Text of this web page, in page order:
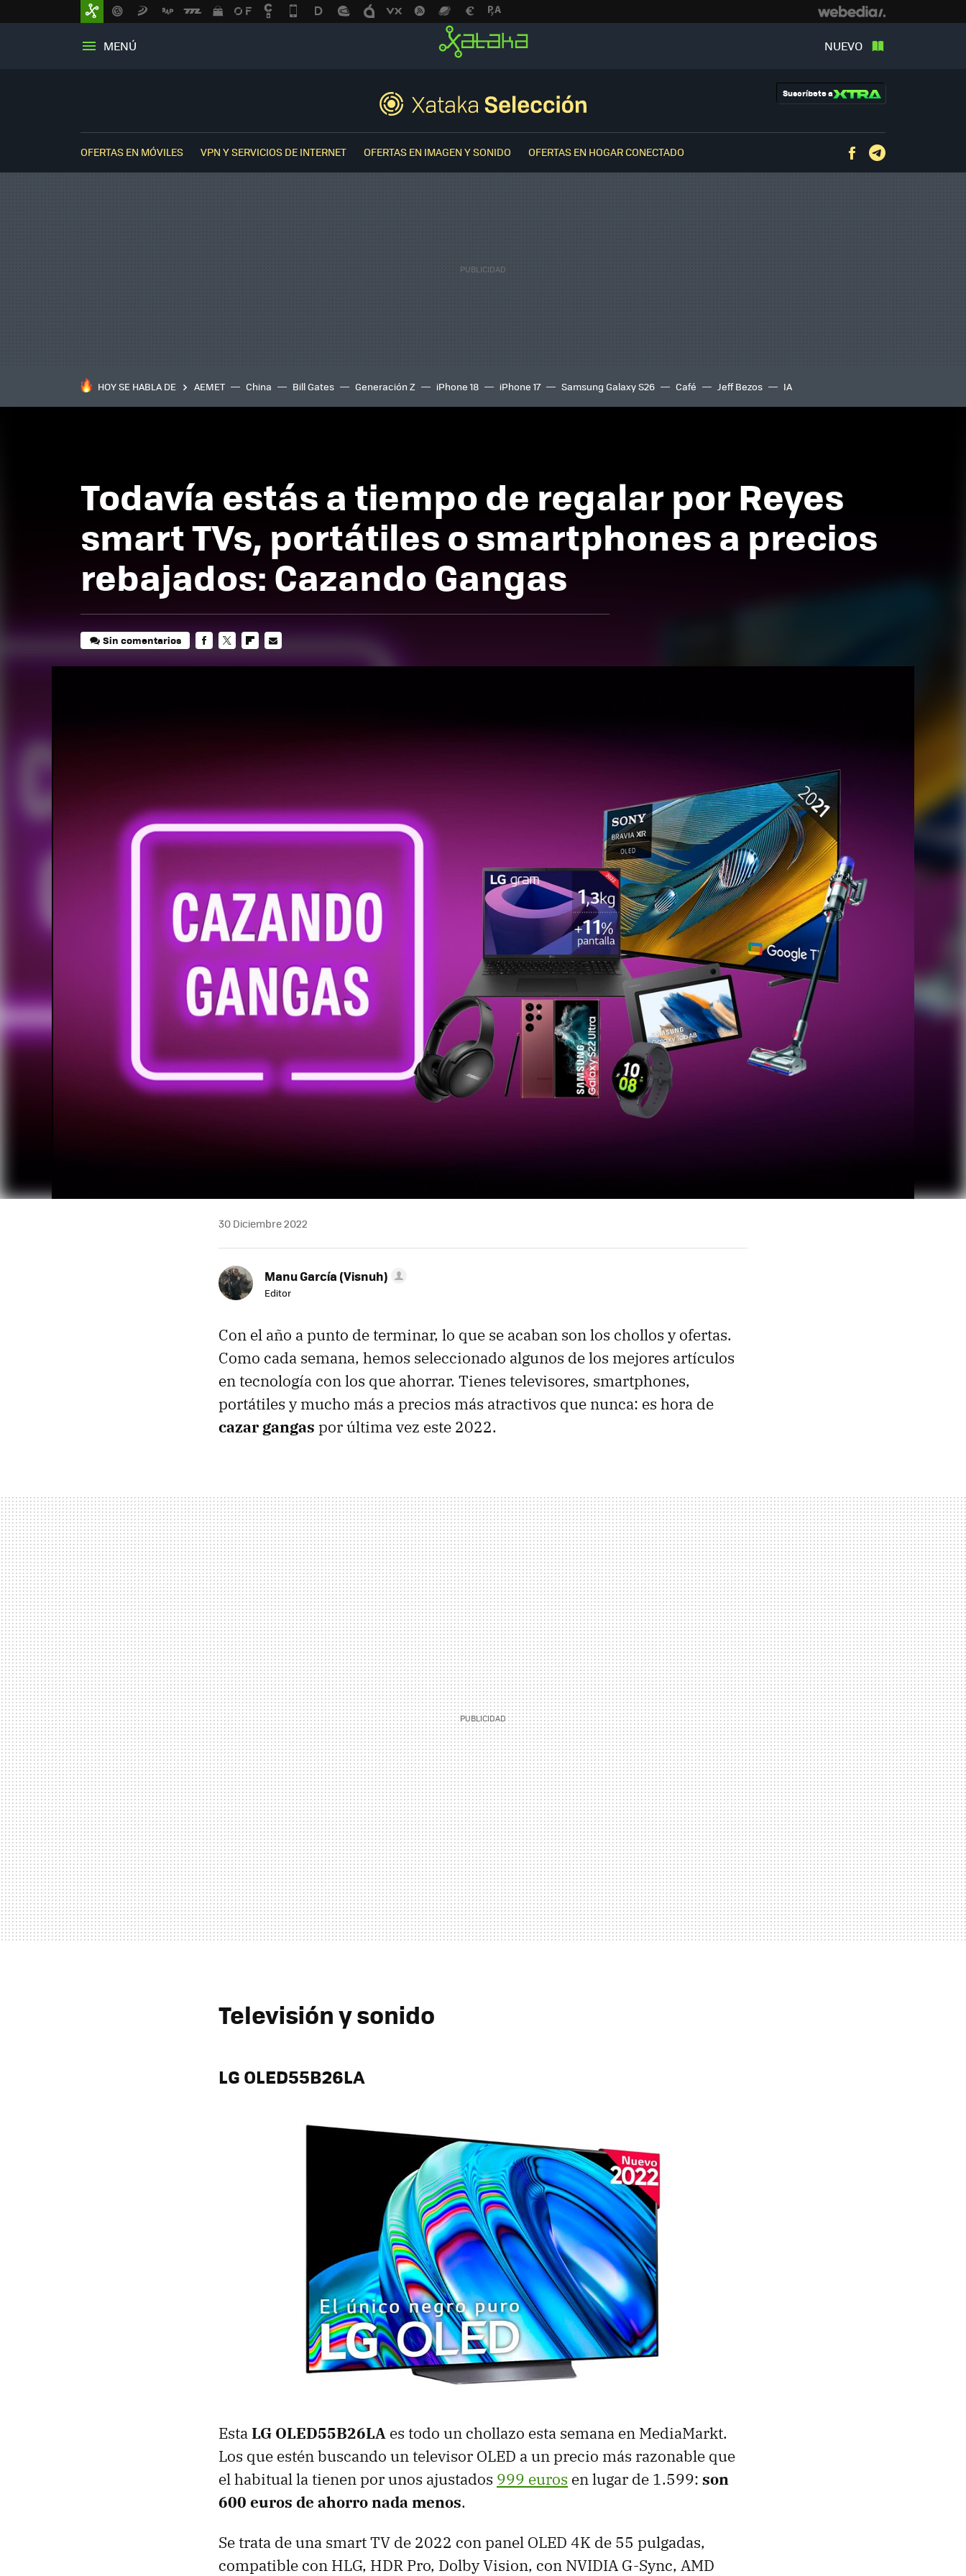
MENÚ NUEVO
Suscríbete a
OFERTAS EN MÓVILES VPN Y SERVICIOS DE INTERNET OFERTAS EN IMAGEN Y SONIDO OFERTAS EN HOGAR CONECTADO Facebook
HOY SE HABLA DE AEMET China Bill Gates Generación Z iPhone 18 iPhone 17 Samsung Galaxy S26 Café Jeff Bezos IA
Todavía estás a tiempo de regalar por Reyes
smart TVs, portátiles o smartphones a precios
rebajados: Cazando Gangas
Sin comentarios
30 Diciembre 2022
Manu García (Visnuh)
Editor
Con el año a punto de terminar, lo que se acaban son los chollos y ofertas.
Como cada semana, hemos seleccionado algunos de los mejores artículos
en tecnología con los que ahorrar. Tienes televisores, smartphones,
portátiles y mucho más a precios más atractivos que nunca: es hora de
cazar gangas por última vez este 2022.
Televisión y sonido
LG OLED55B26LA
EstaLG OLED55B26LA es todo un chollazo esta semana en MediaMarkt.
Los que estén buscando un televisor OLED a un precio más razonable que
el habitual la tienen por unos ajustados 999 euros en lugar de 1.599: son
600 euros de ahorro nada menos.
Se trata de una smart TV de 2022 con panel OLED 4K de 55 pulgadas,
compatible con HLG, HDR Pro, Dolby Vision, con NVIDIA G-Sync, AMD